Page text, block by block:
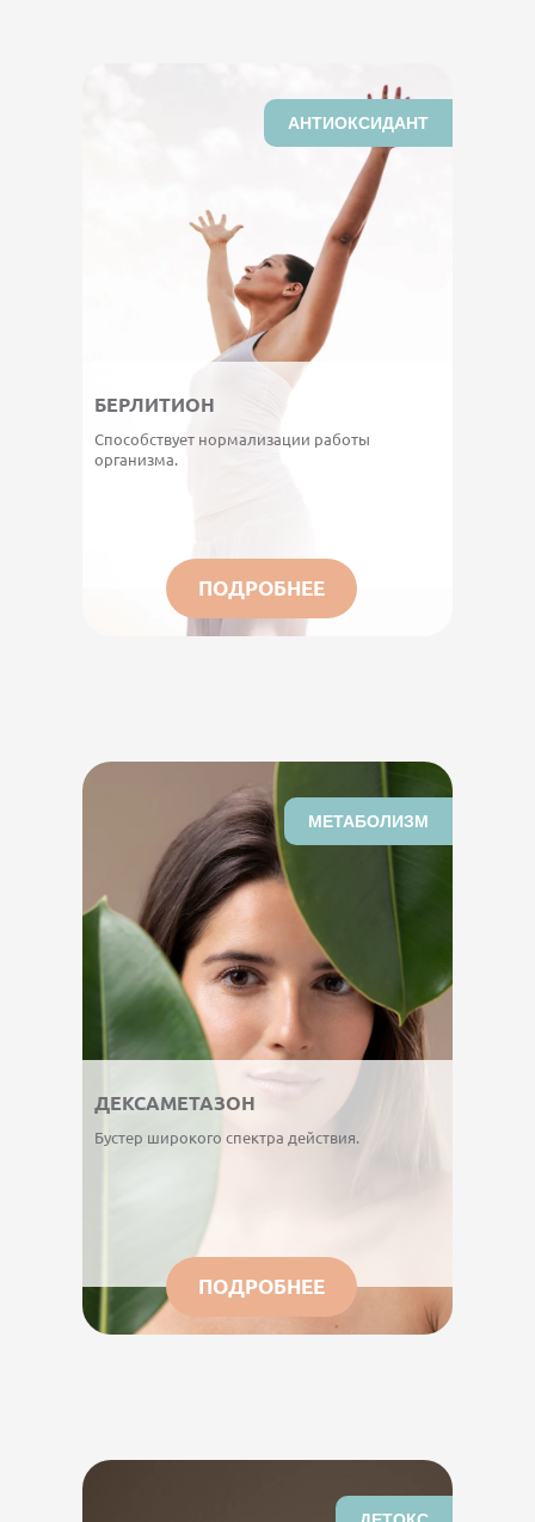
АНТИОКСИДАНТ
БЕРЛИТИОН
Способствует нормализации работы
организма.
ПОДРОБНЕЕ
МЕТАБОЛИЗМ
ДЕКСАМЕТАЗОН
Бустер широкого спектра действия.
ПОДРОБНЕЕ